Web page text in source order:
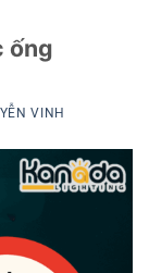
ống
VINH